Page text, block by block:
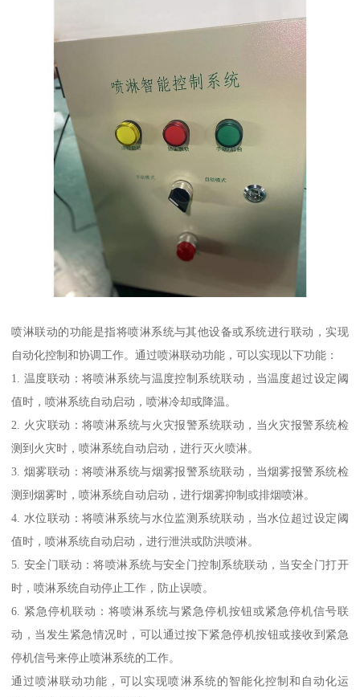
喷淋联动的功能是指将喷淋系统与其他设备或系统进行联动，实现
自动化控制和协调工作。通过喷淋联动功能，可以实现以下功能：
1. 温度联动：将喷淋系统与温度控制系统联动，当温度超过设定阈
值时，喷淋系统自动启动，喷淋冷却或降温。
2. 火灾联动：将喷淋系统与火灾报警系统联动，当火灾报警系统检
测到火灾时，喷淋系统自动启动，进行灭火喷淋。
3. 烟雾联动：将喷淋系统与烟雾报警系统联动，当烟雾报警系统检
测到烟雾时，喷淋系统自动启动，进行烟雾抑制或排烟喷淋。
4. 水位联动：将喷淋系统与水位监测系统联动，当水位超过设定阈
值时，喷淋系统自动启动，进行泄洪或防洪喷淋。
5. 安全门联动：将喷淋系统与安全门控制系统联动，当安全门打开
时，喷淋系统自动停止工作，防止误喷。
6. 紧急停机联动：将喷淋系统与紧急停机按钮或紧急停机信号联
动，当发生紧急情况时，可以通过按下紧急停机按钮或接收到紧急
停机信号来停止喷淋系统的工作。
通过喷淋联动功能，可以实现喷淋系统的智能化控制和自动化运